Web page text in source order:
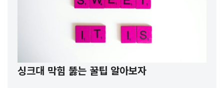
싱크대 막힘 뚫는 꿀팁 알아보자